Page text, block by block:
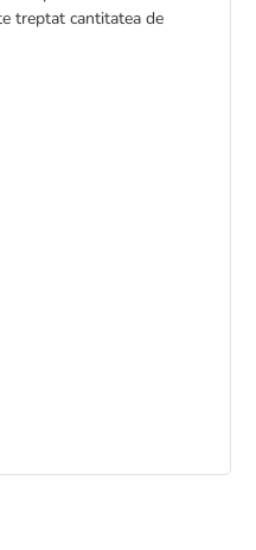
treptat cantitatea de